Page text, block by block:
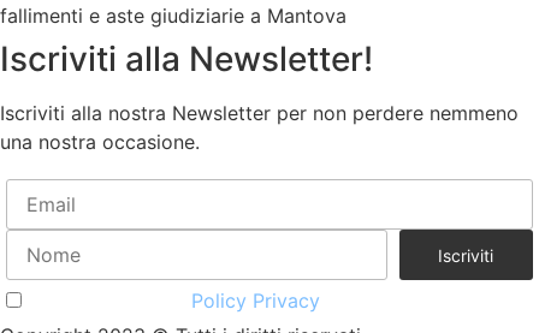
fallimenti e aste giudiziarie a Mantova
Iscriviti alla Newsletter!
Iscriviti alla nostra Newsletter per non perdere nemmeno
una nostra occasione.
Policy Privacy